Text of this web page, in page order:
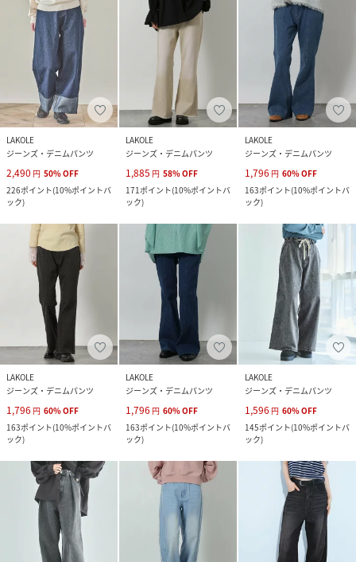
LAKOLE
ジーンズ・デニムパンツ
2,490 円 50%OFF
226ポイント(10%ポイントバ
ック)
LAKOLE
ジーンズ・デニムパンツ
1,885 円 58%OFF
171ポイント(10%ポイントバ
ック)
LAKOLE
ジーンズ・デニムパンツ
1,796 円 60%OFF
163ポイント(10%ポイントバ
ック)
LAKOLE
ジーンズ・デニムパンツ
1,796 円 60%OFF
163ポイント(10%ポイントバ
ック)
LAKOLE
ジーンズ・デニムパンツ
1,796 円 60%OFF
163ポイント(10%ポイントバ
ック)
LAKOLE
ジーンズ・デニムパンツ
1,596 円 60%OFF
145ポイント(10%ポイントバ
ック)